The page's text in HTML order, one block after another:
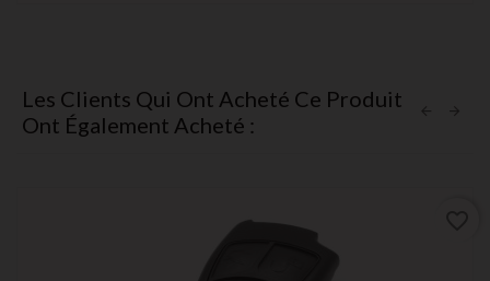
Les Clients Qui Ont Acheté Ce Produit
Ont Également Acheté :